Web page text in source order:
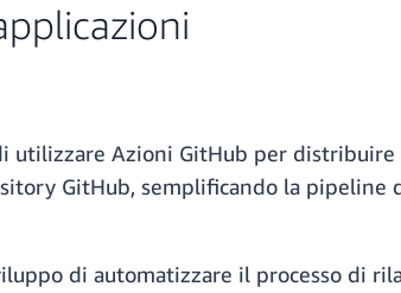
utilizzare Azioni GitHub per
GitHub, semplificando la
di automatizzare il processo di